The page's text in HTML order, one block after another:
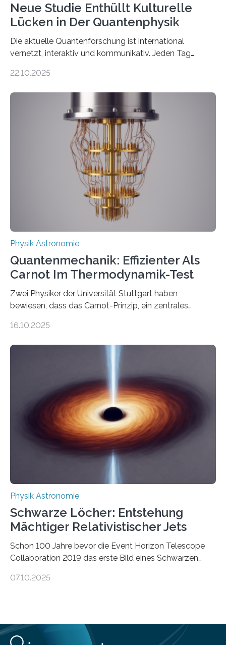
Neue Studie Enthüllt Kulturelle
Lücken in Der Quantenphysik
Die aktuelle Quantenforschung ist international
vernetzt, interaktiv und kommunikativ. Jeden Tag
oft von Autor*innen, die eng zusammenarbeiten. Neue
werden schnell weiterentwickelt. Dies ist der Alltag in
der Forschung der Quantentheorie, die dieses Jahr 100
Jahre alt geworden ist, weshalb die UNESCO 2025 zum
Internationalen Jahr der Quantenwissenschaft und -
technologie ausgerufen hat. Doch nun hat eine
internationale Forschungsgruppe um den
22.10.2025
Physik Astronomie
Quantenmechanik: Effizienter Als
Carnot Im Thermodynamik-Test
Zwei Physiker der Universität Stuttgart haben
bewiesen, dass das Carnot-Prinzip, ein zentrales
Größenordnung von Atomen gilt, deren physikalische
Quantenmotoren voranbringen. Das
Wissenschaftsjournal Science Advances veröffentlichte
die Herleitung. (DOI: 10.1126/sciadv.adw8462)
Verbrennungsmotoren oder Dampfturbinen sind
Wärmekraftmaschinen: Sie wandeln thermische
Energie in mechanische Bewegung um – oder anders
ausgedrückt, Wärme in Bewegung. In
quantenmechanischen Experimenten ist es in den…
16.10.2025
Physik Astronomie
Schwarze Löcher: Entstehung
Mächtiger Relativistischer Jets
Schon 100 Jahre bevor die Event Horizon Telescope
Collaboration 2019 das erste Bild eines Schwarzen
hatte der Astronom Heber Curtis einen seltsamen
werden auch von anderen Schwarzen Löchern
ausgeschickt. Theoretische Astrophysiker der Goethe-
07.10.2025